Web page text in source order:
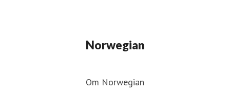
Norwegian
Om Norwegian